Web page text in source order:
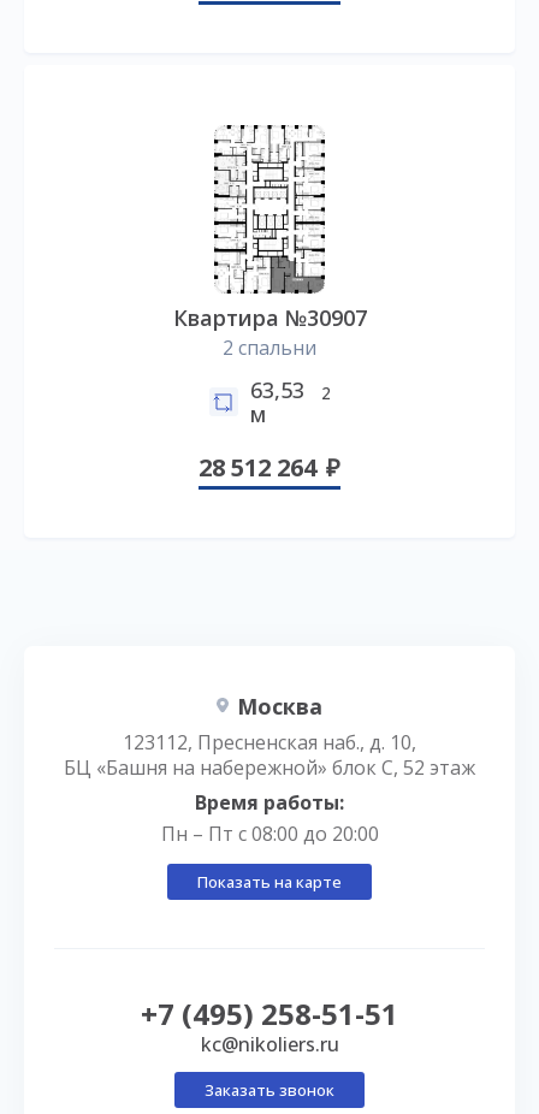
Квартира №30907
2 спальни
63,53
м
2
28 512 264
Москва
123112, Пресненская наб., д. 10,
БЦ «Башня на набережной» блок С, 52 этаж
Время работы:
Пн – Пт с 08:00 до 20:00
Показать на карте
+7 (495) 258-51-51
kc@nikoliers.ru
Заказать звонок